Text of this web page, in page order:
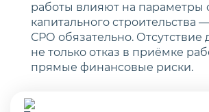
работы влияют на параметры
капитального строительства
СРО обязательно. Отсутствие
не только отказ в приёмке
прямые финансовые риски.